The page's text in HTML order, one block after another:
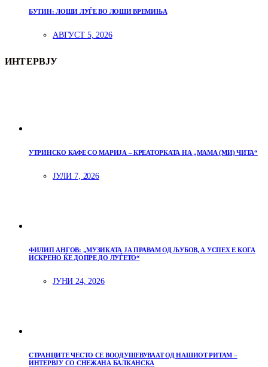
БУТИН: ЛОШИ ЛУЃЕ ВО ЛОШИ ВРЕМИЊА
АВГУСТ 5, 2026
ИНТЕРВЈУ
УТРИНСКО КАФЕ СО МАРИЈА – КРЕАТОРКАТА НА „МАМА (МИ) ЧИТА“
ЈУЛИ 7, 2026
ФИЛИП АНГОВ: „МУЗИКАТА ЈА ПРАВАМ ОД ЉУБОВ, А УСПЕХ Е КОГА
ИСКРЕНО ЌЕ ДОПРЕ ДО ЛУЃЕТО“
ЈУНИ 24, 2026
СТРАНЦИТЕ ЧЕСТО СЕ ВООДУШЕВУВААТ ОД НАШИОТ РИТАМ –
ИНТЕРВЈУ СО СНЕЖАНА БАЛКАНСКА